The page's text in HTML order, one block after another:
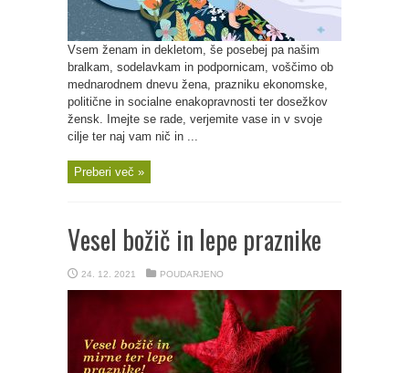
Vsem ženam in dekletom, še posebej pa našim
bralkam, sodelavkam in podpornicam, voščimo ob
mednarodnem dnevu žena, prazniku ekonomske,
politične in socialne enakopravnosti ter dosežkov
žensk. Imejte se rade, verjemite vase in v svoje
cilje ter naj vam nič in ...
Preberi več »
Vesel božič in lepe praznike
24. 12. 2021 POUDARJENO